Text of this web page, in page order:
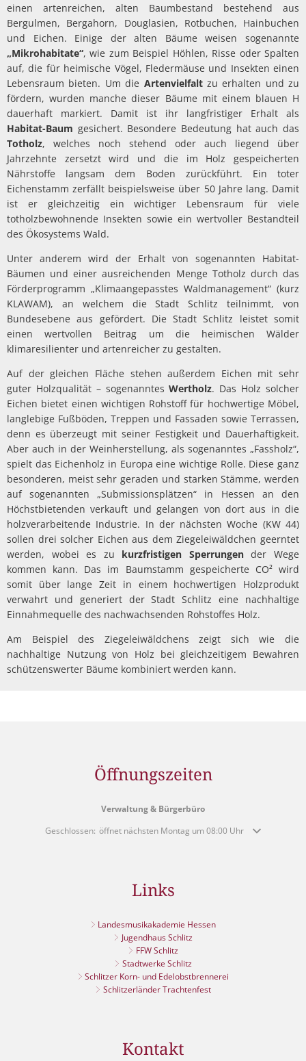
einen artenreichen, alten Baumbestand bestehend aus
Bergulmen, Bergahorn, Douglasien, Rotbuchen, Hainbuchen
und Eichen. Einige der alten Bäume weisen sogenannte
„Mikrohabitate“, wie zum Beispiel Höhlen, Risse oder Spalten
auf, die für heimische Vögel, Fledermäuse und Insekten einen
Lebensraum bieten. Um die Artenvielfaltzu erhalten und zu
fördern, wurden manche dieser Bäume mit einem blauen H
dauerhaft markiert. Damit ist ihr langfristiger Erhalt als
Habitat-Baum gesichert. Besondere Bedeutung hat auch das
Totholz, welches noch stehend oder auch liegend über
Jahrzehnte zersetzt wird und die im Holz gespeicherten
Nährstoffe langsam dem Boden zurückführt. Ein toter
Eichenstamm zerfällt beispielsweise über 50 Jahre lang. Damit
ist er gleichzeitig ein wichtiger Lebensraum für viele
totholzbewohnende Insekten sowie ein wertvoller Bestandteil
des Ökosystems Wald.
Unter anderem wird der Erhalt von sogenannten Habitat-
Bäumen und einer ausreichenden Menge Totholz durch das
Förderprogramm „Klimaangepasstes Waldmanagement“ (kurz
KLAWAM), an welchem die Stadt Schlitz teilnimmt, von
Bundesebene aus gefördert. Die Stadt Schlitz leistet somit
einen wertvollen Beitrag um die heimischen Wälder
klimaresilienter und artenreicher zu gestalten.
Auf der gleichen Fläche stehen außerdem Eichen mit sehr
guter Holzqualität – sogenanntesWertholz. Das Holz solcher
Eichen bietet einen wichtigen Rohstoff für hochwertige Möbel,
langlebige Fußböden, Treppen und Fassaden sowie Terrassen,
denn es überzeugt mit seiner Festigkeit und Dauerhaftigkeit.
Aber auch in der Weinherstellung, als sogenanntes „Fassholz“,
spielt das Eichenholz in Europa eine wichtige Rolle. Diese ganz
besonderen, meist sehr geraden und starken Stämme, werden
auf sogenannten „Submissionsplätzen“ in Hessen an den
Höchstbietenden verkauft und gelangen von dort aus in die
holzverarbeitende Industrie. In der nächsten Woche (KW 44)
sollen drei solcher Eichen aus dem Ziegeleiwäldchen geerntet
werden, wobei es zu kurzfristigen Sperrungender Wege
kommen kann. Das im Baumstamm gespeicherte CO² wird
somit über lange Zeit in einem hochwertigen Holzprodukt
verwahrt und generiert der Stadt Schlitz eine nachhaltige
Einnahmequelle des nachwachsenden Rohstoffes Holz.
Am Beispiel des Ziegeleiwäldchens zeigt sich wie die
nachhaltige Nutzung von Holz bei gleichzeitigem Bewahren
schützenswerter Bäume kombiniert werden kann.
Öffnungszeiten
Verwaltung & Bürgerbüro
Klicken, um weitere Öffnungs- oder Schließzeiten auszublenden
Geschlossen: öffnet nächsten Montag um 08:00 Uhr
Links
Landesmusikakademie Hessen
Jugendhaus Schlitz
FFW Schlitz
Stadtwerke Schlitz
Schlitzer Korn- und Edelobstbrennerei
Schlitzerländer Trachtenfest
Kontakt